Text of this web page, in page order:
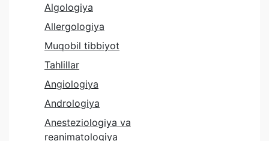
Algologiya
Allergologiya
Muqobil tibbiyot
Tahlillar
Angiologiya
Andrologiya
Anesteziologiya va
reanimatologiya